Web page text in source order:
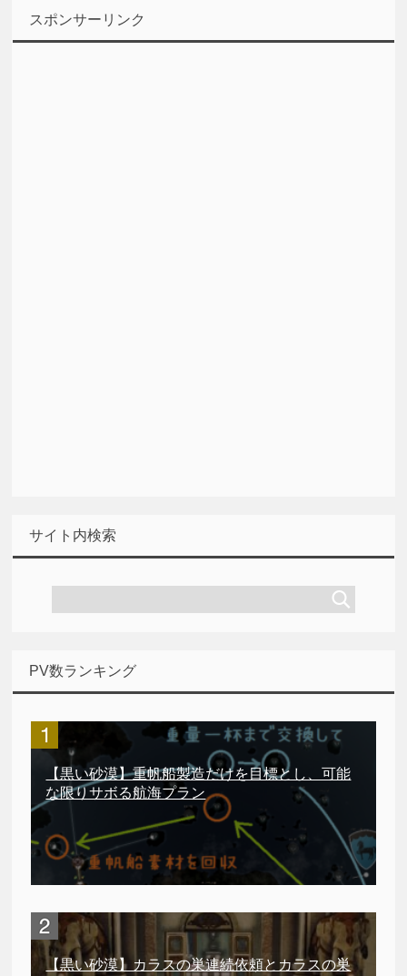
スポンサーリンク
サイト内検索
PV数ランキング
【黒い砂漠】重帆船製造だけを目標とし、可能
な限りサボる航海プラン
【黒い砂漠】カラスの巣連続依頼とカラスの巣